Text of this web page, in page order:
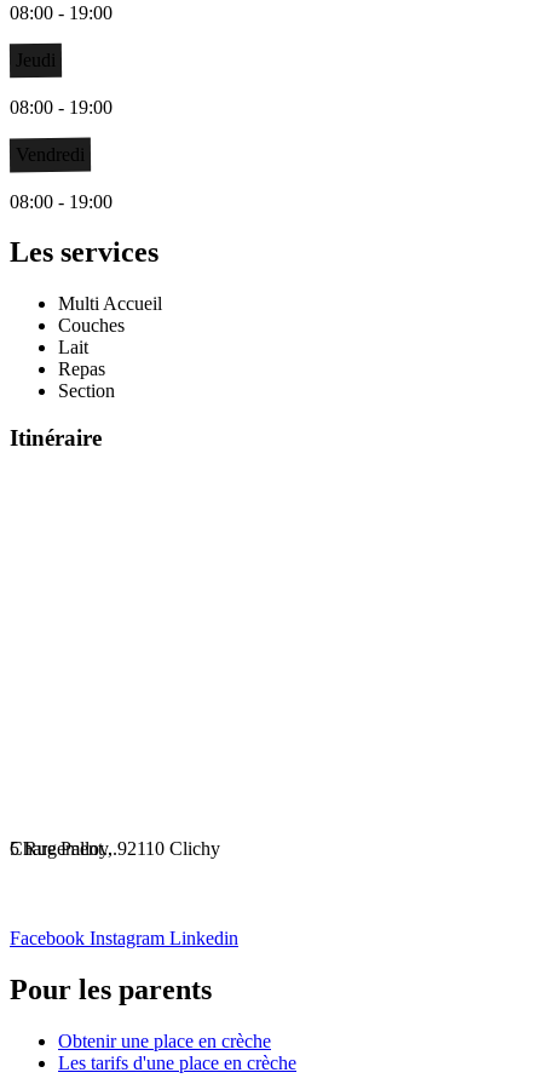
08:00 - 19:00
Jeudi
08:00 - 19:00
Vendredi
08:00 - 19:00
Les services
Multi Accueil
Couches
Lait
Repas
Section
Itinéraire
Chargement...
5 Rue Palloy, 92110 Clichy
Facebook Instagram Linkedin
Pour les parents
Obtenir une place en crèche
Les tarifs d'une place en crèche